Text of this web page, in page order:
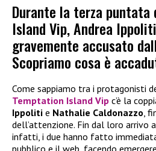
Durante la terza puntata
Island Vip, Andrea
gravemente accusato
Scopriamo cosa è
Come sappiamo tra i protagonisti
Temptation Island Vip c’è la
Ippoliti e Nathalie Caldonazzo,
dell’attenzione. Fin dal loro arrivo
infatti, i due hanno fatto